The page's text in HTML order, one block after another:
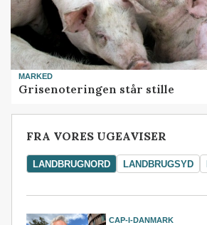
MARKED
Grisenoteringen står stille
FRA VORES UGEAVISER
LANDBRUGNORD LANDBRUGSYD
CAP-I-DANMARK